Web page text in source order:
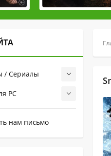
/ Сериалы
PC
нам письмо